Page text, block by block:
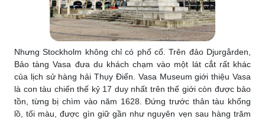
Nhưng Stockholm không chỉ có phố cổ. Trên đảo Djurgården,
Bảo tàng Vasa đưa du khách chạm vào một lát cắt rất khác
của lịch sử hàng hải Thụy Điển. Vasa Museum giới thiệu Vasa
là con tàu chiến thế kỷ 17 duy nhất trên thế giới còn được bảo
tồn, từng bị chìm vào năm 1628. Đứng trước thân tàu khổng
lồ, tối màu, được gìn giữ gần như nguyên vẹn sau hàng trăm